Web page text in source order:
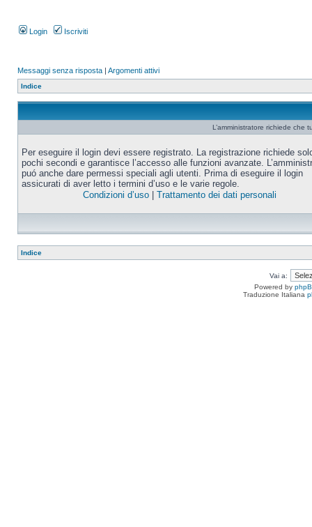
Login Iscriviti
Messaggi senza risposta | Argomenti attivi
Indice
L’amministratore richiede che
Per eseguire il login devi essere registrato. La registrazione richiede
pochi secondi e garantisce l’accesso alle funzioni avanzate.
puó anche dare permessi speciali agli utenti. Prima di eseguire il login
assicurati di aver letto i termini d’uso e le varie regole.
Condizioni d’uso| Trattamento dei dati personali
Indice
Vai a:
Powered by
Traduzione Italiana